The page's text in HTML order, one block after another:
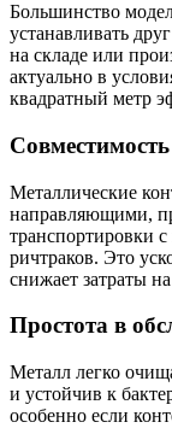
Большинство
устанавливать
на складе или
актуально в
квадратный метр
Металлические
направляющими,
транспортировки
ричтраков. Это
снижает затраты
Простота в
Металл легко
и устойчив к
особенно если